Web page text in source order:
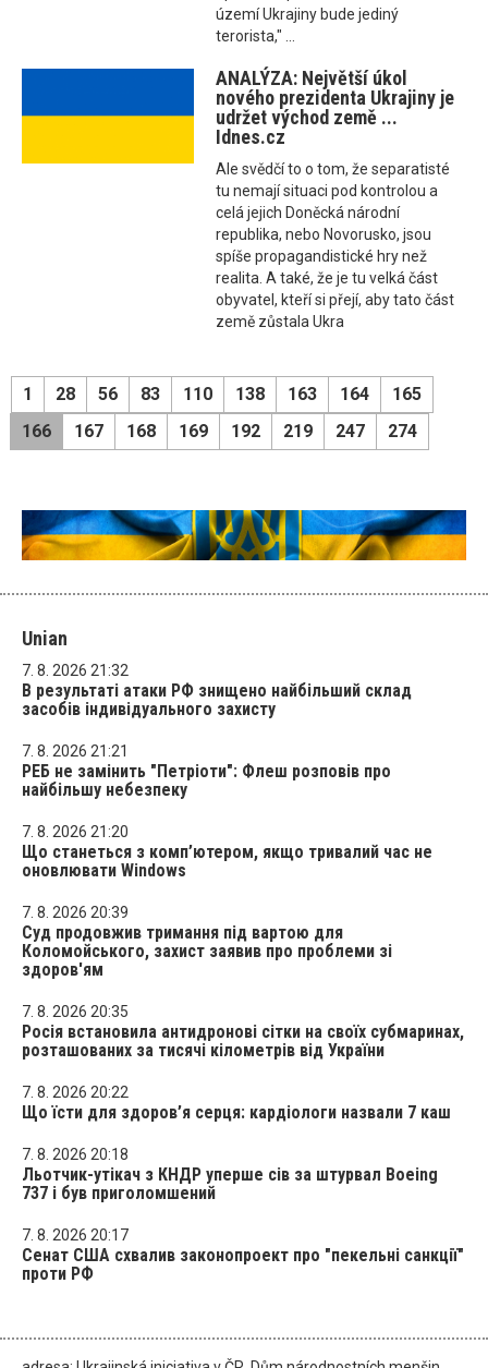
území Ukrajiny bude jediný
terorista," ...
ANALÝZA: Největší úkol
nového prezidenta Ukrajiny je
udržet východ země ...
Idnes.cz
Ale svědčí to o tom, že separatisté
tu nemají situaci pod kontrolou a
celá jejich Doněcká národní
republika, nebo Novorusko, jsou
spíše propagandistické hry než
realita. A také, že je tu velká část
obyvatel, kteří si přejí, aby tato část
země zůstala Ukra
1 28 56 83 110 138 163 164
165
166
167 168 169 192 219 247 274
Unian
7. 8. 2026 21:32
В результаті атаки РФ знищено найбільший склад
засобів індивідуального захисту
7. 8. 2026 21:21
РЕБ не замінить "Петріоти": Флеш розповів про
найбільшу небезпеку
7. 8. 2026 21:20
Що станеться з комп’ютером, якщо тривалий час не
оновлювати Windows
7. 8. 2026 20:39
Суд продовжив тримання під вартою для
Коломойського, захист заявив про проблеми зі
здоров'ям
7. 8. 2026 20:35
Росія встановила антидронові сітки на своїх субмаринах,
розташованих за тисячі кілометрів від України
7. 8. 2026 20:22
Що їсти для здоров’я серця: кардіологи назвали 7 каш
7. 8. 2026 20:18
Льотчик-утікач з КНДР уперше сів за штурвал Boeing
737 і був приголомшений
7. 8. 2026 20:17
Сенат США схвалив законопроект про "пекельні санкції"
проти РФ